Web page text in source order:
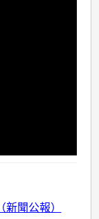
聞公報）